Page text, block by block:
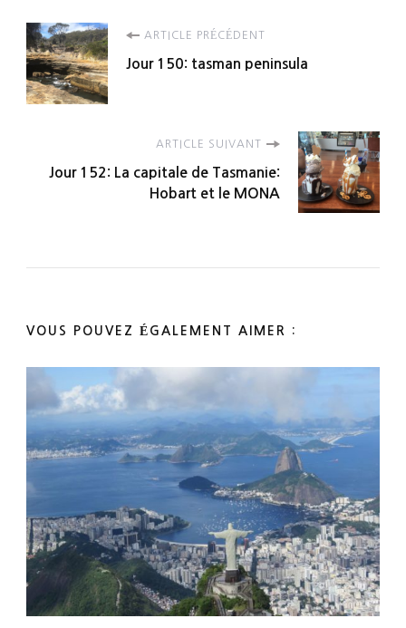
Navigation
d'article
ARTICLE PRÉCÉDENT
Jour 150: tasman peninsula
ARTICLE SUIVANT
Jour 152: La capitale de Tasmanie:
Hobart et le MONA
VOUS POUVEZ ÉGALEMENT AIMER :